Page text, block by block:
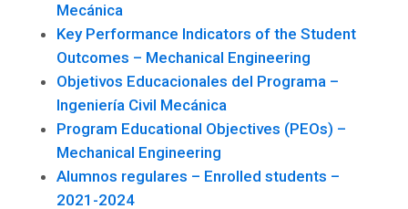
Mecánica
Key Performance Indicators of the Student
Outcomes – Mechanical Engineering
Objetivos Educacionales del Programa –
Ingeniería Civil Mecánica
Program Educational Objectives (PEOs) –
Mechanical Engineering
Alumnos regulares – Enrolled students –
2021-2024